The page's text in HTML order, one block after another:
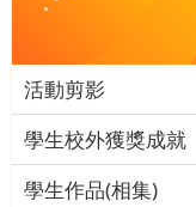
活動剪影
學生校外獲獎成就
學生作品(相集)